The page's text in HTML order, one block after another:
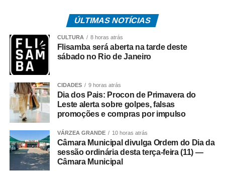
acessibilidade que permitem a visita a mezaninos e aos
níveis superiores sem comprometer o conceito
arquitetônico dos projetos. Nove banheiros foram
adaptados, oferecendo cabines exclusivas, áreas
familiares e, em alguns casos, instalações para crianças
e pessoas de baixa estatura.
Diversos projetos da mostra incorporam recursos de
acessibilidade como parte da linguagem dos ambientes.
Entre eles, destaca‑se o “Nota em Linhas”, de Rafaella
Manso, que dispõe de elevador para o pavimento
superior; o Restaurante Raiz, de Marta Martins, que
integra soluções de acessibilidade ao seu layout; “A
ÚLTIMAS NOTÍCIAS
CULTURA 8 horas atrás
Flisamba será aberta na tarde deste
sábado no Rio de Janeiro
CIDADES 9 horas atrás
Dia dos Pais: Procon de Primavera do
Leste alerta sobre golpes, falsas
promoções e compras por impulso
VÁRZEA GRANDE 10 horas atrás
Câmara Municipal divulga Ordem do Dia da
sessão ordinária desta terça-feira (11) —
Câmara Municipal